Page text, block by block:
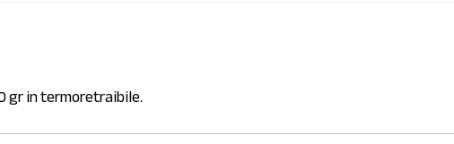
gr in termoretraibile.